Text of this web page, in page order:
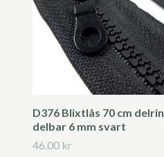
D376 Blixtlås 70 cm delrin
delbar 6 mm svart
46.00 kr